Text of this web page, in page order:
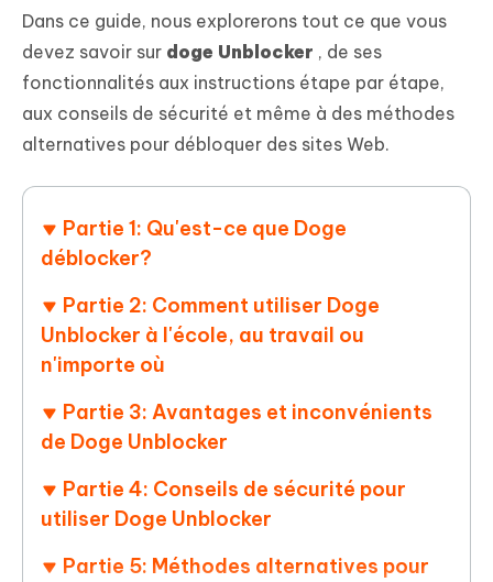
Dans ce guide, nous explorerons tout ce que vous
devez savoir sur doge Unblocker , de ses
fonctionnalités aux instructions étape par étape,
aux conseils de sécurité et même à des méthodes
alternatives pour débloquer des sites Web.
Partie 1: Qu'est-ce que Doge
déblocker?
Partie 2: Comment utiliser Doge
Unblocker à l'école, au travail ou
n'importe où
Partie 3: Avantages et inconvénients
de Doge Unblocker
Partie 4: Conseils de sécurité pour
utiliser Doge Unblocker
Partie 5: Méthodes alternatives pour